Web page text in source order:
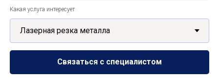
Какая услуга интересует
Cвязаться с специалистом